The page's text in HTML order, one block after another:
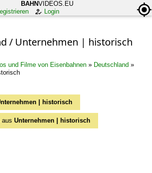
BAHNVIDEOS.EU
Login
/ Unternehmen | historisch
und Filme von Eisenbahnen » Deutschland »
| historisch
aus Unternehmen | historisch